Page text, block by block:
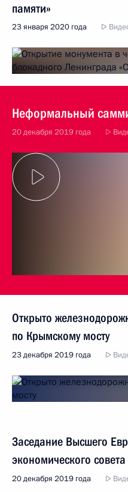
памяти»
23 января 2020 года
Неформальный
20 декабря 2019 года
Открыто
по Крымскому мосту
23 декабря 2019 года
Заседание Высшего
экономического
20 декабря 2019 года